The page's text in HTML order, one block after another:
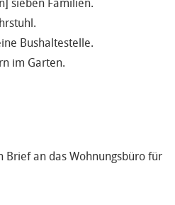
sieben Familien.
Bushaltestelle.
im Garten.
Brief an das Wohnungsbüro für